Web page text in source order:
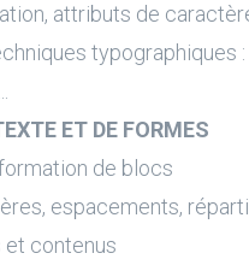
attributs de
typographiques
ET DE FORMES
de blocs
espacements,
et contenus